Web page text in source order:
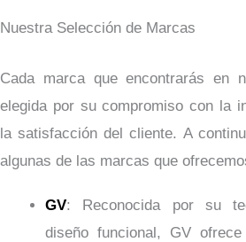
Nuestra Selección de Marcas
Cada marca que encontrarás en
elegida por su compromiso con la
la satisfacción del cliente. A
algunas de las marcas que
GV: Reconocida por su
diseño funcional, GV